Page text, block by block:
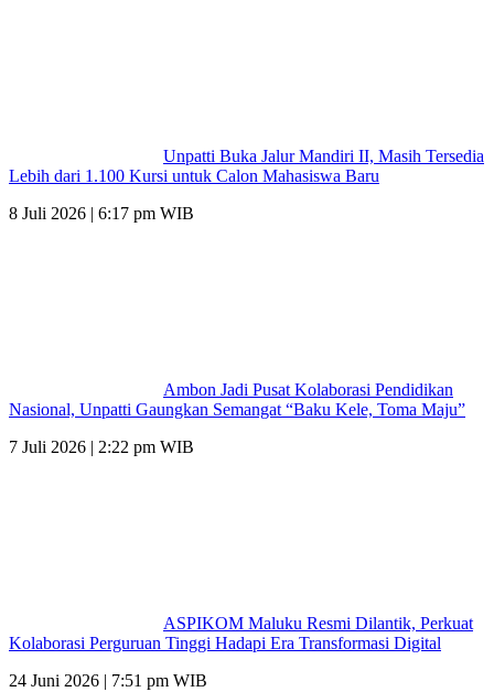
Unpatti Buka Jalur Mandiri II, Masih Tersedia
Lebih dari 1.100 Kursi untuk Calon Mahasiswa Baru
8 Juli 2026 | 6:17 pm WIB
Ambon Jadi Pusat Kolaborasi Pendidikan
Nasional, Unpatti Gaungkan Semangat “Baku Kele, Toma Maju”
7 Juli 2026 | 2:22 pm WIB
ASPIKOM Maluku Resmi Dilantik, Perkuat
Kolaborasi Perguruan Tinggi Hadapi Era Transformasi Digital
24 Juni 2026 | 7:51 pm WIB